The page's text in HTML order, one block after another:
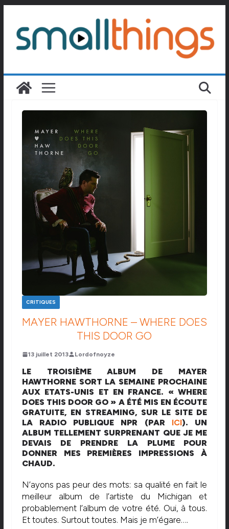
contenu
CRITIQUES
MAYER HAWTHORNE – WHERE DOES
THIS DOOR GO
13 juillet 2013 Lordofnoyze
LE TROISIÈME ALBUM DE MAYER
HAWTHORNE SORT LA SEMAINE PROCHAINE
AUX ETATS-UNIS ET EN FRANCE. « WHERE
DOES THIS DOOR GO » A ÉTÉ MIS EN ÉCOUTE
GRATUITE, EN STREAMING, SUR LE SITE DE
LA RADIO PUBLIQUE NPR (PAR ICI). UN
ALBUM TELLEMENT SURPRENANT QUE JE ME
DEVAIS DE PRENDRE LA PLUME POUR
DONNER MES PREMIÈRES IMPRESSIONS À
CHAUD.
N’ayons pas peur des mots: sa qualité en fait le
meilleur album de l’artiste du Michigan et
probablement l’album de votre été. Oui, à tous.
Et toutes. Surtout toutes. Mais je m’égare….